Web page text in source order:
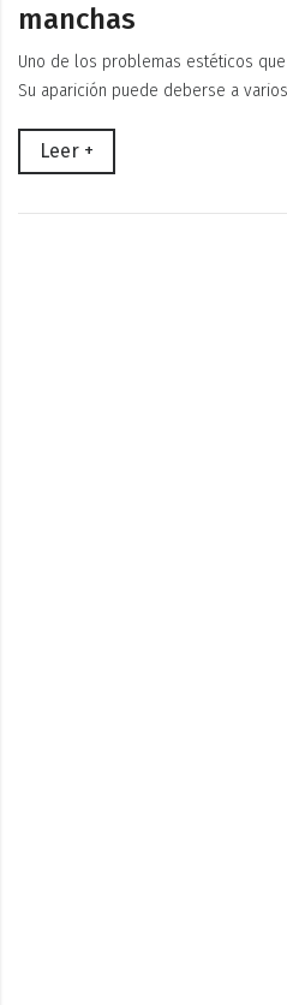
manchas
Uno de los problemas estéticos
Su aparición puede deberse a
Leer +